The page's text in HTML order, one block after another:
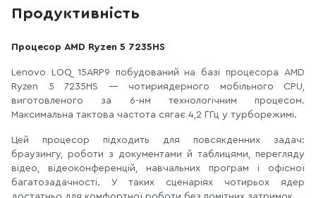
Продуктивність
Процесор AMD Ryzen 5 7235HS
Lenovo LOQ 15ARP9 побудований на базі процесора AMD
Ryzen 5 7235HS — чотириядерного мобільного CPU,
виготовленого за 6-нм технологічним процесом.
Максимальна тактова частота сягає 4,2 ГГц у турборежимі.
Цей процесор підходить для повсякденних задач:
браузингу, роботи з документами й таблицями, перегляду
відео, відеоконференцій, навчальних програм і офісної
багатозадачності. У таких сценаріях чотирьох ядер